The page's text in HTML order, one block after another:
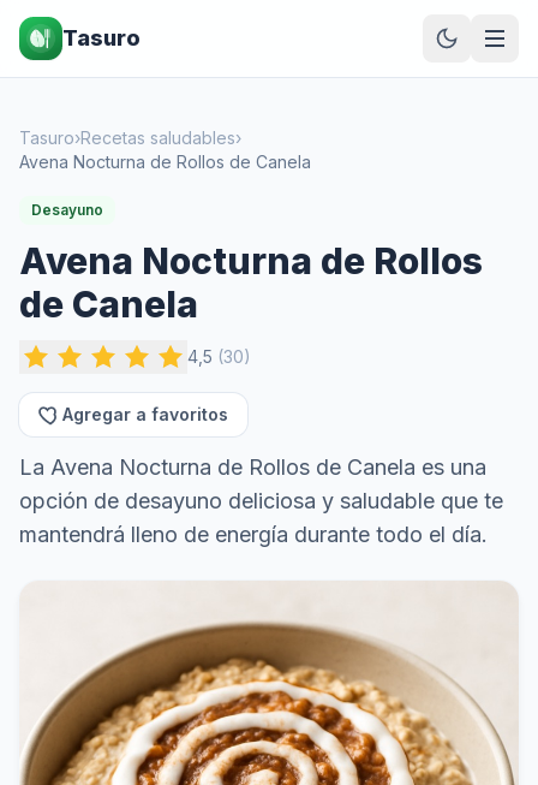
Tasuro
Tasuro›Recetas saludables›
Avena Nocturna de Rollos de Canela
Desayuno
Avena Nocturna de Rollos
de Canela
4,5 (30)
Agregar a favoritos
La Avena Nocturna de Rollos de Canela es una
opción de desayuno deliciosa y saludable que te
mantendrá lleno de energía durante todo el día.